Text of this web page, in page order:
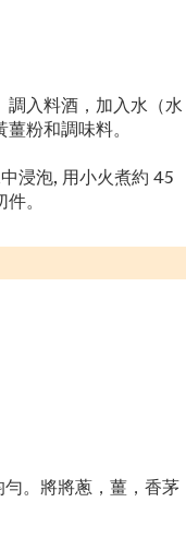
調入料酒，加入水（水
粉和調味料。
浸泡, 用小火煮約 45
。
。將將蔥，薑，香茅